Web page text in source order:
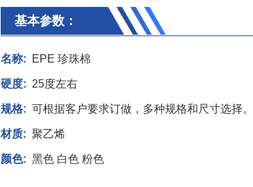
基本参数：
名称: EPE 珍珠棉
硬度: 25度左右
规格: 可根据客户要求订做，多种规格和尺寸选择。
材质: 聚乙烯
颜色: 黑色 白色 粉色